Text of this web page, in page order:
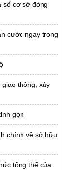
số cơ sở đóng
cước ngay trong
thông, xây
gọn
chính về sở hữu
tổng thể của